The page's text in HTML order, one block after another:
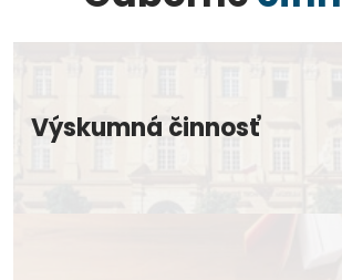
Výskumná činnosť